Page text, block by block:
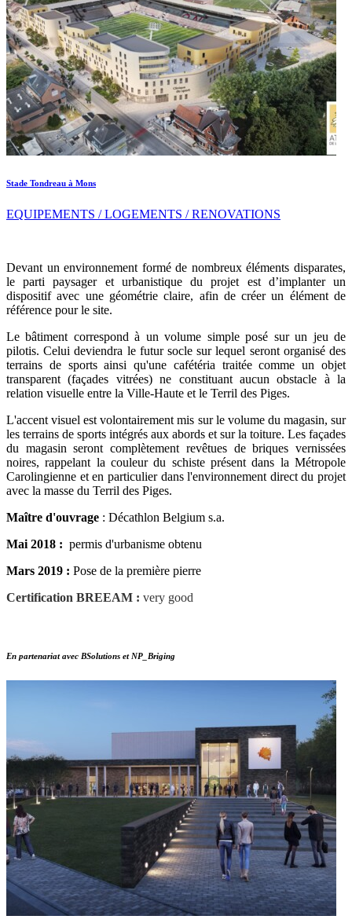
Stade Tondreau à Mons
EQUIPEMENTS / LOGEMENTS / RENOVATIONS
Devant un environnement formé de nombreux éléments disparates,
le parti paysager et urbanistique du projet est d’implanter un
dispositif avec une géométrie claire, afin de créer un élément de
référence pour le site.
Le bâtiment correspond à un volume simple posé sur un jeu de
pilotis. Celui deviendra le futur socle sur lequel seront organisé des
terrains de sports ainsi qu'une cafétéria traitée comme un objet
transparent (façades vitrées) ne constituant aucun obstacle à la
relation visuelle entre la Ville-Haute et le Terril des Piges.
L'accent visuel est volontairement mis sur le volume du magasin, sur
les terrains de sports intégrés aux abords et sur la toiture. Les façades
du magasin seront complètement revêtues de briques vernissées
noires, rappelant la couleur du schiste présent dans la Métropole
Carolingienne et en particulier dans l'environnement direct du projet
avec la masse du Terril des Piges.
Maître d'ouvrage : Décathlon Belgium s.a.
Mai 2018 : permis d'urbanisme obtenu
Mars 2019 : Pose de la première pierre
Certification BREEAM : very good
En partenariat avec BSolutions et NP_Briging